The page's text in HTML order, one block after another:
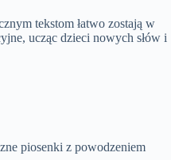
tekstom łatwo zostają w
ucząc dzieci nowych słów i
piosenki z powodzeniem